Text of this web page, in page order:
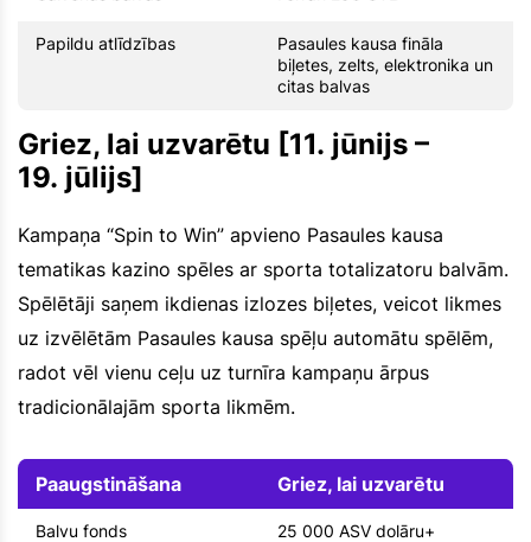
Papildu atlīdzības
Pasaules kausa fināla
biļetes, zelts, elektronika un
citas balvas
Griez, lai uzvarētu [11. jūnijs –
19. jūlijs]
Kampaņa “Spin to Win” apvieno Pasaules kausa
tematikas kazino spēles ar sporta totalizatoru balvām.
Spēlētāji saņem ikdienas izlozes biļetes, veicot likmes
uz izvēlētām Pasaules kausa spēļu automātu spēlēm,
radot vēl vienu ceļu uz turnīra kampaņu ārpus
tradicionālajām sporta likmēm.
Paaugstināšana Griez, lai uzvarētu
Balvu fonds 25 000 ASV dolāru+